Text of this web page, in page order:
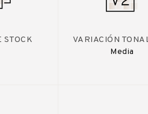
STOCK
VARIACIÓN
Media